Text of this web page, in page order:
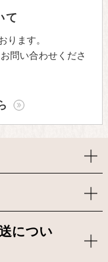
て
ります。
お問い合わせくださ
につい